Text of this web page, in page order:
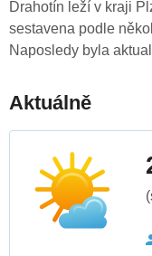
Drahotín leží v kraji
sestavena podle
Naposledy byla
Aktuálně